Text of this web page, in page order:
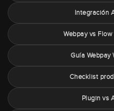
Integración
Webpay vs
Guía Webpay
Checklist
Plugin vs